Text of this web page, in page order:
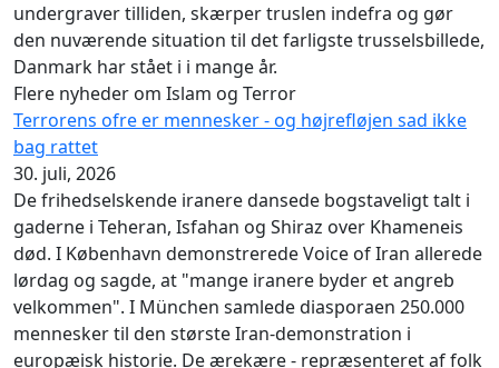
undergraver tilliden, skærper truslen indefra og gør
den nuværende situation til det farligste trusselsbillede,
Danmark har stået i i mange år.
Flere nyheder om Islam og Terror
Terrorens ofre er mennesker - og højrefløjen sad ikke
bag rattet
30. juli, 2026
De frihedselskende iranere dansede bogstaveligt talt i
gaderne i Teheran, Isfahan og Shiraz over Khameneis
død. I København demonstrerede Voice of Iran allerede
lørdag og sagde, at "mange iranere byder et angreb
velkommen". I München samlede diasporaen 250.000
mennesker til den største Iran-demonstration i
europæisk historie. De ærekære - repræsenteret af folk